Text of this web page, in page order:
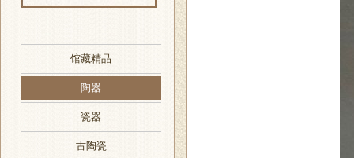
馆藏精品
陶器
瓷器
古陶瓷